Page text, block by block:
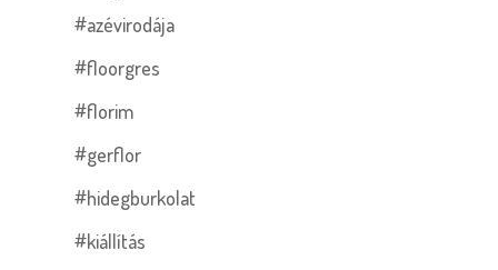
#azévirodája
#floorgres
#florim
#gerflor
#hidegburkolat
#kiállítás